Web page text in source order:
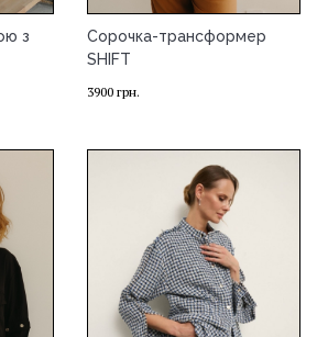
з
Сорочка-трансформер
SHIFT
3900 грн.